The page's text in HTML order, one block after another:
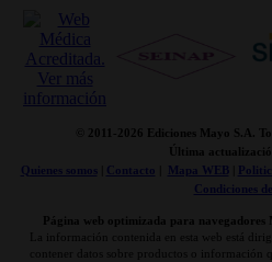
© 2011- 2026 Ediciones Mayo S.A.
Última
Quienes somos| Contacto Mapa WEB|
Condiciones
Página web optimizada para
La información contenida en esta web está
contener datos sobre productos o información